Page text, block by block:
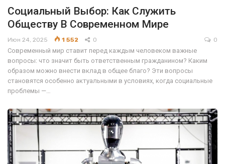
Социальный Выбор: Как Служить
Обществу В Современном Мире
Июн 24, 2025 1 552 0 0
Современный мир ставит перед каждым человеком важные
вопросы: что значит быть ответственным гражданином? Каким
образом можно внести вклад в общее благо? Эти вопросы
становятся особенно актуальными в условиях, когда социальные
проблемы —…